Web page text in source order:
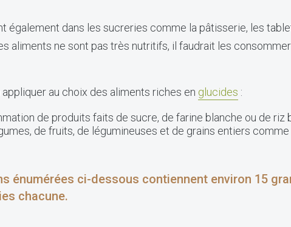
également dans les sucreries comme la pâtisserie, les
aliments ne sont pas très nutritifs, il faudrait les
au choix des aliments riches en glucides :
de produits faits de sucre, de farine blanche ou de riz
de fruits, de légumineuses et de grains entiers comme
énumérées ci-dessous contiennent environ 15
chacune.